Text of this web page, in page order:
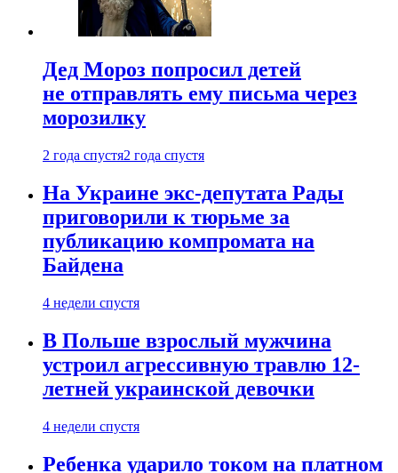
Дед Мороз попросил детей
не отправлять ему письма через
морозилку
2 года спустя2 года спустя
На Украине экс-депутата Рады
приговорили к тюрьме за
публикацию компромата на
Байдена
4 недели спустя
В Польше взрослый мужчина
устроил агрессивную травлю 12-
летней украинской девочки
4 недели спустя
Ребенка ударило током на платном